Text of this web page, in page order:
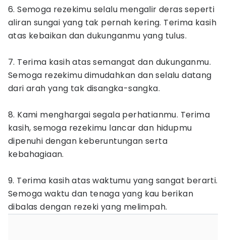
6. Semoga rezekimu selalu mengalir deras seperti
aliran sungai yang tak pernah kering. Terima kasih
atas kebaikan dan dukunganmu yang tulus.
7. Terima kasih atas semangat dan dukunganmu.
Semoga rezekimu dimudahkan dan selalu datang
dari arah yang tak disangka-sangka.
8. Kami menghargai segala perhatianmu. Terima
kasih, semoga rezekimu lancar dan hidupmu
dipenuhi dengan keberuntungan serta
kebahagiaan.
9. Terima kasih atas waktumu yang sangat berarti.
Semoga waktu dan tenaga yang kau berikan
dibalas dengan rezeki yang melimpah.